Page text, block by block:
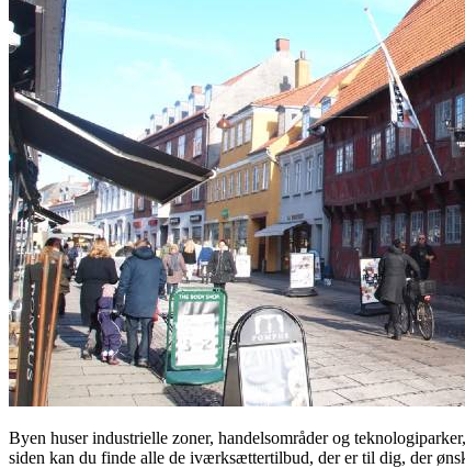
Byen huser industrielle zoner, handelsområder og
siden kan du finde alle de iværksættertilbud, der er til dig, der